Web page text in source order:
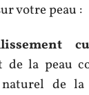
votre peau :
de la peau
de la